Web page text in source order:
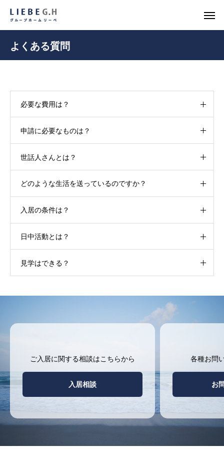
よくある質問
必要な費用は？
申請に必要なものは？
世話人さんとは？
どのような生活を送っているのですか？
入居の条件は？
日中活動とは？
見学はできる？
ご入居に関する相談はこちらから
入居相談
各種お問
お